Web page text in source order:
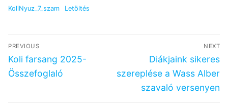
KoliNyuz_7_szam Letöltés
Bejegyzés
navigáció
PREVIOUS
Previous
post:
Koli farsang 2025-
Összefoglaló
NEXT
Next
post:
Diákjaink sikeres
szereplése a Wass Alber
szavaló versenyen